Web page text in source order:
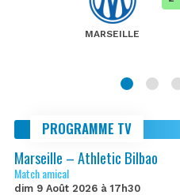
MARSEILLE
PROGRAMME TV
Marseille – Athletic Bilbao
Match amical
dim 9 Août 2026 à 17h30